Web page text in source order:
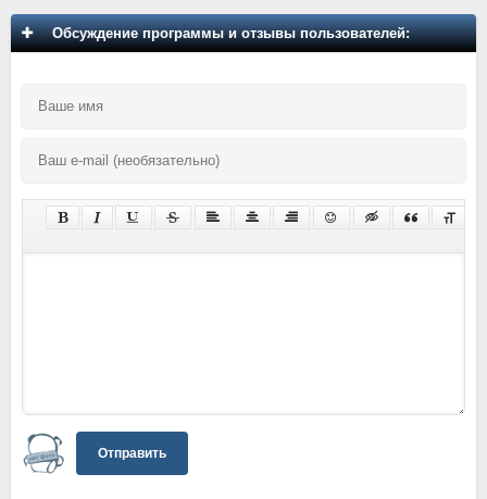
Обсуждение программы и отзывы пользователей:
Отправить